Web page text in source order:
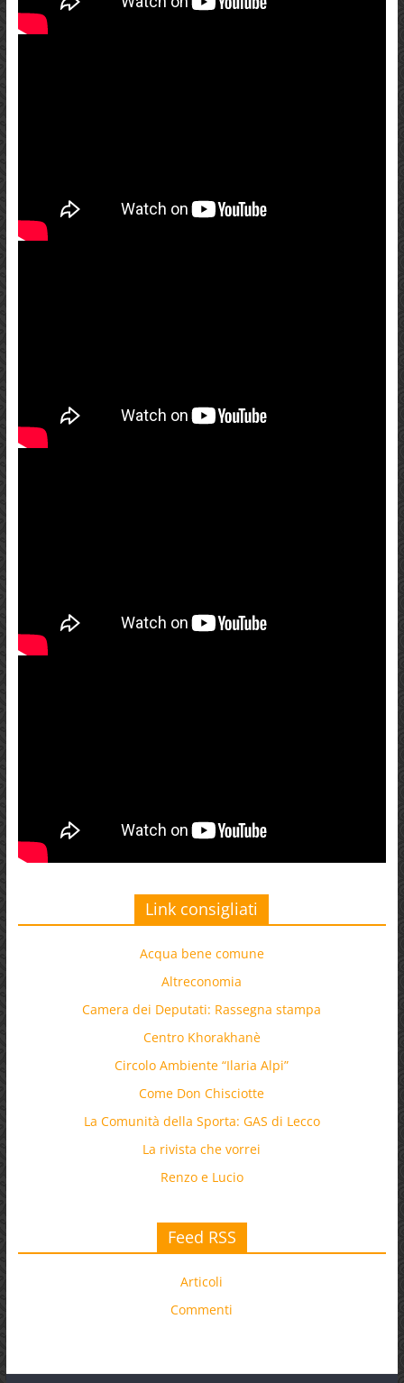
Link consigliati
Acqua bene comune
Altreconomia
Camera dei Deputati: Rassegna stampa
Centro Khorakhanè
Circolo Ambiente “Ilaria Alpi”
Come Don Chisciotte
La Comunità della Sporta: GAS di Lecco
La rivista che vorrei
Renzo e Lucio
Feed RSS
Articoli
Commenti